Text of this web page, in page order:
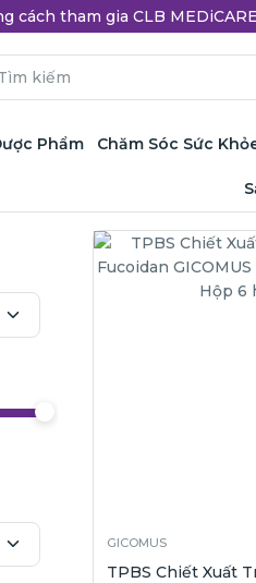
cách tham gia CLB
Phẩm Chăm Sóc Sức
GICOMUS
TPBS Chiết Xuất